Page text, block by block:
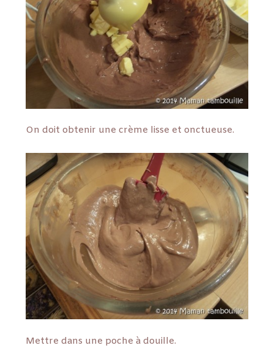
On doit obtenir une crème lisse et onctueuse.
Mettre dans une poche à douille.